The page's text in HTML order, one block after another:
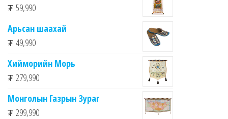
₮ 59,990
Арьсан шаахай
₮ 49,990
Хийморийн Морь
₮ 279,990
Монголын Газрын Зураг
₮ 299,990